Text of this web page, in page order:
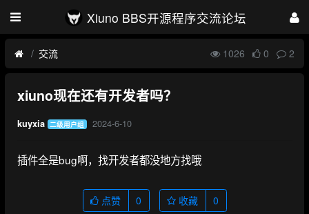
Xiuno BBS开源程序交流论坛
交流 1026 0 2
xiuno现在还有开发者吗？
kuyxia 二级用户组 2024-6-10
插件全是bug啊，找开发者都没地方找哦
点赞 0 收藏 0